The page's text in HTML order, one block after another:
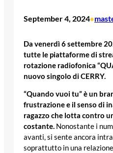
September 4, 2024•
Da venerdì 6 settembre
tutte le piattaforme di
rotazione radiofonica
nuovo singolo di CERRY.
“Quando vuoi tu” è un
frustrazione e il senso di
ragazzo che lotta contro
costante. Nonostante i
avanti, si sente ancora
soprattutto in una